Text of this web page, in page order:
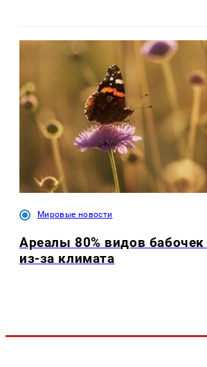
Мировые новости
Ареалы 80% видов
из-за климата